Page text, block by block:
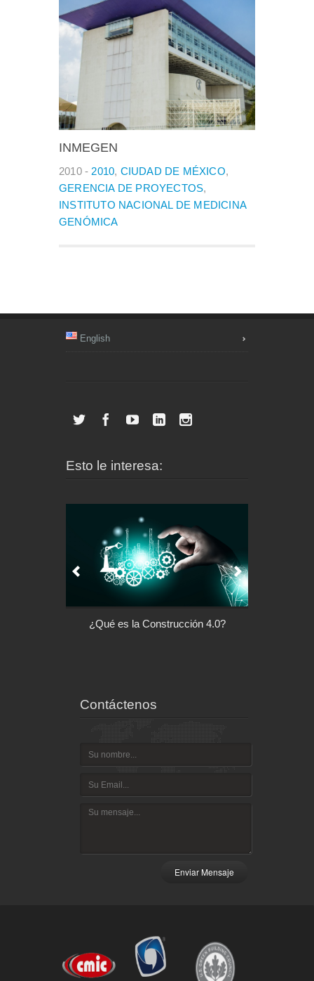
INMEGEN
2010 - 2010, CIUDAD DE MÉXICO,
GERENCIA DE PROYECTOS,
INSTITUTO NACIONAL DE MEDICINA
GENÓMICA
English
Esto le interesa:
¿Qué es la Construcción 4.0?
Contáctenos
Enviar Mensaje